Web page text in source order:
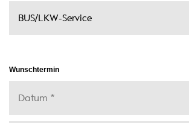
Wunschtermin